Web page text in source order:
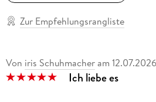
Zur Empfehlungsrangliste
Von iris Schuhmacher am 12.07.2026
Ich liebe es